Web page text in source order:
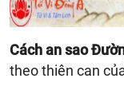
Cách an sao
theo thiên can